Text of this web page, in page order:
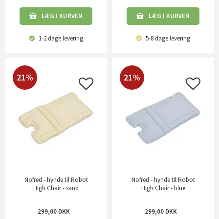
LÆG I KURVEN
1-2 dagelevering
LÆG I KURVEN
5-8 dagelevering
21%
Nofred - hynde til Robot
High Chair - sand
299,00
21%
Nofred - hynde til Robot
High Chair - blue
299,00